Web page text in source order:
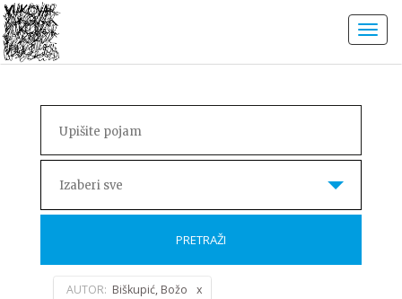
Izaberi sve
PRETRAŽI
AUTOR: Biškupić, Božo